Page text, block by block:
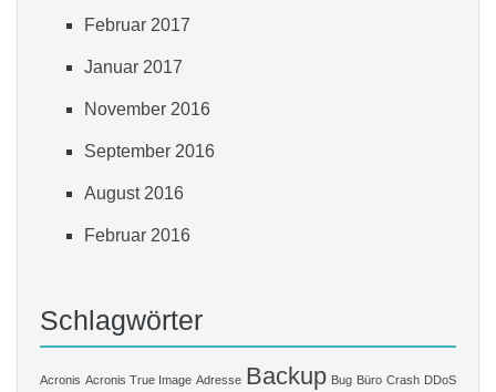
Februar 2017
Januar 2017
November 2016
September 2016
August 2016
Februar 2016
Schlagwörter
Acronis Acronis True Image Adresse Backup Bug Büro Crash DDoS